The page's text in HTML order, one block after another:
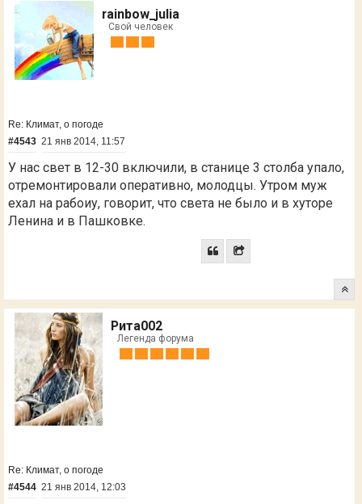
rainbow_julia
Свой человек
Re: Климат, о погоде
#4543 21 янв 2014, 11:57
У нас свет в 12-30 включили, в станице 3 столба упало,
отремонтировали оперативно, молодцы. Утром муж
ехал на рабоиу, говорит, что света не было и в хуторе
Ленина и в Пашковке.
Рита002
Легенда форума
Re: Климат, о погоде
#4544 21 янв 2014, 12:03